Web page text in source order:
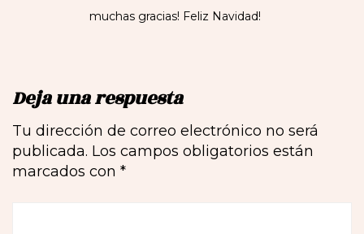
muchas gracias! Feliz Navidad!
Deja una respuesta
Tu dirección de correo electrónico no será
publicada. Los campos obligatorios están
marcados con *